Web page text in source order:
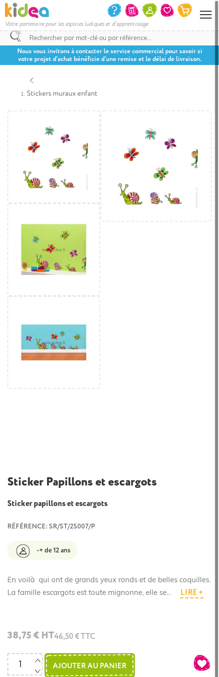
Votre partenaire pour les espaces ludiques et d'apprentissage
Nous vous invitons à contacter le service commercial pour savoir si
votre projet d’achat bénéficie d’une remise et le délai de livraison.
Stickers muraux enfant
Sticker Papillons et escargots
Sticker papillons et escargots
RÉFÉRENCE: SR/ST/2S007/P
-+ de 12 ans
En voilà qui ont de grands yeux ronds et de belles coquilles.
La famille escargots est toute mignonne, elle se...
LIRE +
38,75 € HT46,50 € TTC
AJOUTER AU PANIER